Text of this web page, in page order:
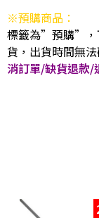
※預購商品：
標籤為”預購”，
貨，出貨時間無
消訂單/缺貨退款/